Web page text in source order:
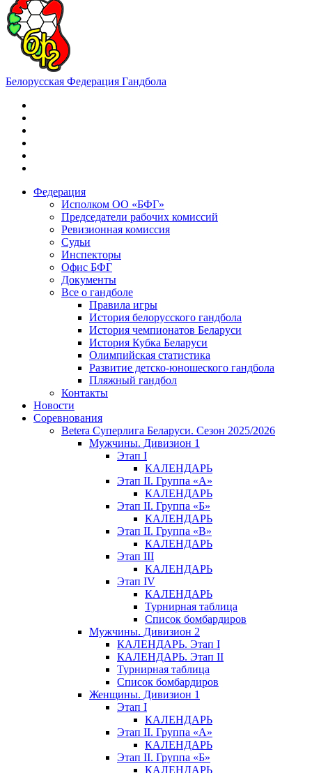
Белорусская Федерация Гандбола
Федерация
Исполком ОО «БФГ»
Председатели рабочих комиссий
Ревизионная комиссия
Судьи
Инспекторы
Офис БФГ
Документы
Все о гандболе
Правила игры
История белорусского гандбола
История чемпионатов Беларуси
История Кубка Беларуси
Олимпийская статистика
Развитие детско-юношеского гандбола
Пляжный гандбол
Контакты
Новости
Соревнования
Betera Суперлига Беларуси. Сезон 2025/2026
Мужчины. Дивизион 1
Этап I
КАЛЕНДАРЬ
Этап II. Группа «А»
КАЛЕНДАРЬ
Этап II. Группа «Б»
КАЛЕНДАРЬ
Этап II. Группа «В»
КАЛЕНДАРЬ
Этап III
КАЛЕНДАРЬ
Этап IV
КАЛЕНДАРЬ
Турнирная таблица
Список бомбардиров
Мужчины. Дивизион 2
КАЛЕНДАРЬ. Этап I
КАЛЕНДАРЬ. Этап II
Турнирная таблица
Список бомбардиров
Женщины. Дивизион 1
Этап I
КАЛЕНДАРЬ
Этап II. Группа «А»
КАЛЕНДАРЬ
Этап II. Группа «Б»
КАЛЕНДАРЬ